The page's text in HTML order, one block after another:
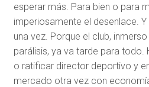
esperar más. Para bien o para
imperiosamente el desenlace.
una vez. Porque el club,
parálisis, ya va tarde para todo.
o ratificar director deportivo y
mercado otra vez con